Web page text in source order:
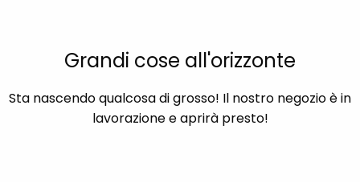
Grandi cose all'orizzonte
Sta nascendo qualcosa di grosso! Il nostro negozio è in
lavorazione e aprirà presto!